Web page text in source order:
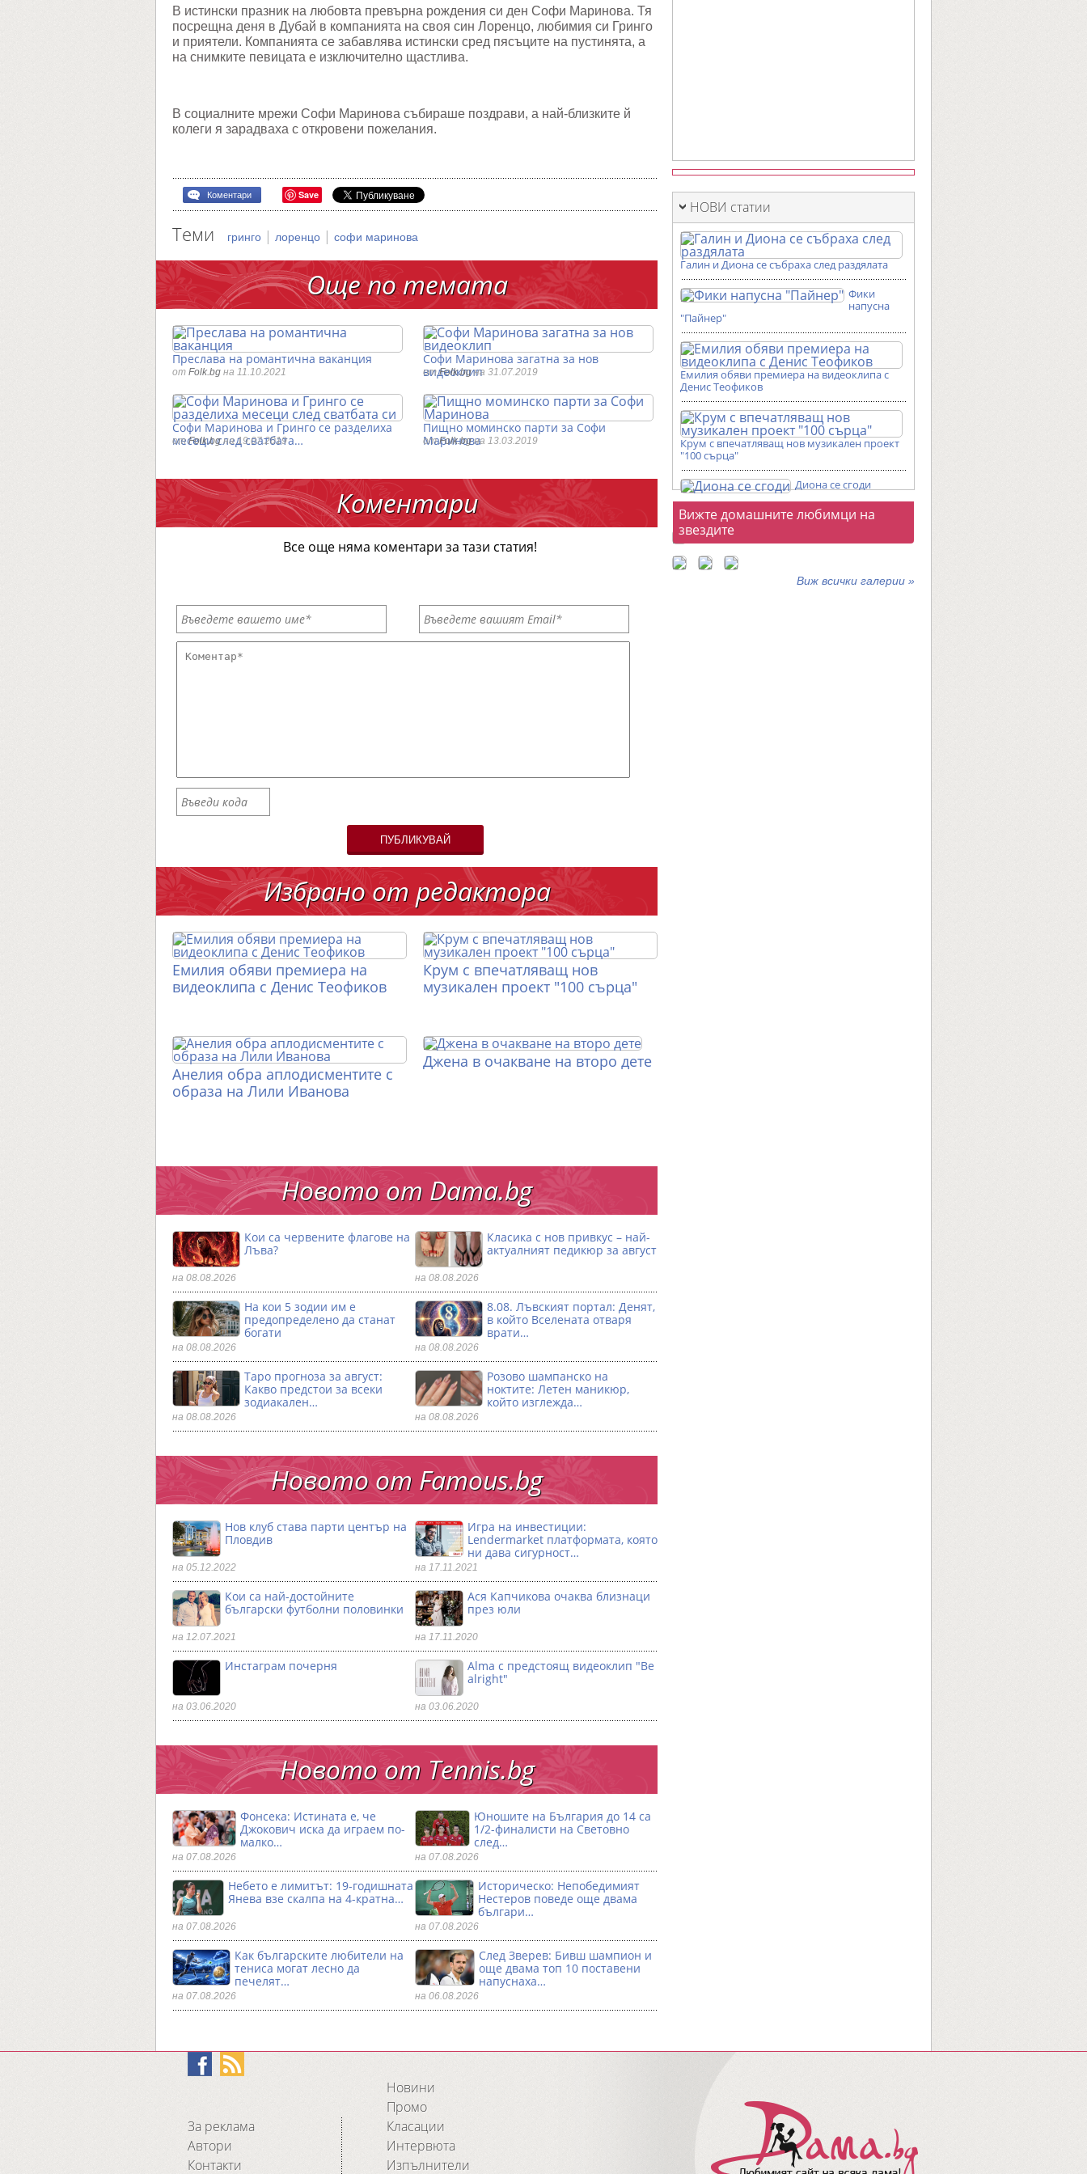
В истински празник на любовта превърна рождения си ден Софи Маринова. Тя
посрещна деня в Дубай в компанията на своя син Лоренцо, любимия си Гринго
и приятели. Компанията се забавлява истински сред пясъците на пустинята, а
на снимките певицата е изключително щастлива.
В социалните мрежи Софи Маринова събираше поздрави, а най-близките й
колеги я зарадваха с откровени пожелания.
Коментари Save
Теми гринго | лоренцо | софи маринова
Още по темата
Преслава на романтична ваканция
от Folk.bg на 11.10.2021
Софи Маринова загатна за нов
видеоклип
отFolk.bgна 31.07.2019
Софи Маринова и Гринго се разделиха
месеци след сватбата…
отFolk.bgна 19.07.2019
Пищно моминско парти за Софи
Маринова
отFolk.bgна 13.03.2019
Коментари
Все още няма коментари за тази статия!
ПУБЛИКУВАЙ
Избрано от редактора
Емилия обяви премиера на
видеоклипа с Денис Теофиков
Крум с впечатляващ нов
музикален проект "100 сърца"
Анелия обра аплодисментите с
образа на Лили Иванова
Джена в очакване на второ дете
Новото от Dama.bg
Кои са червените флагове на
Лъва?
на 08.08.2026
Класика с нов привкус – най-
актуалният педикюр за август
на 08.08.2026
На кои 5 зодии им е
предопределено да станат
богати
на 08.08.2026
8.08. Лъвският портал: Денят,
в който Вселената отваря
врати…
на 08.08.2026
Таро прогноза за август:
Какво предстои за всеки
зодиакален…
на 08.08.2026
Розово шампанско на
ноктите: Летен маникюр,
който изглежда…
на 08.08.2026
Новото от Famous.bg
Нов клуб става парти център на
Пловдив
на 05.12.2022
Игра на инвестиции:
Lendermarket платформата, която
ни дава сигурност…
на 17.11.2021
Кои са най-достойните
български футболни половинки
на 12.07.2021
Ася Капчикова очаква близнаци
през юли
на 17.11.2020
Инстаграм почерня
на 03.06.2020
Alma с предстоящ видеоклип "Be
alright"
на 03.06.2020
Новото от Тennis.bg
Фонсека: Истината е, че
Джокович иска да играем по-
малко…
на 07.08.2026
Юношите на България до 14 са
1/2-финалисти на Световно
след…
на 07.08.2026
Небето е лимитът: 19-годишната
Янева взe скалпа на 4-кратна…
на 07.08.2026
Историческо: Непобедимият
Нестеров поведе още двама
българи…
на 07.08.2026
Как българските любители на
тениса могат лесно да
печелят…
на 07.08.2026
След Зверев: Бивш шампион и
още двама топ 10 поставени
напуснаха…
на 06.08.2026
НОВИ статии
Галин и Диона се събраха след раздялата
Фики
напусна
"Пайнер"
Емилия обяви премиера на видеоклипа с
Денис Теофиков
Крум с впечатляващ нов музикален проект
"100 сърца"
Диона се сгоди
Фотогалерии
Вижте домашните любимци на
звездите
Виж всички галерии »
За реклама
Автори
Контакти
Новини
Промо
Класации
Интервюта
Изпълнители